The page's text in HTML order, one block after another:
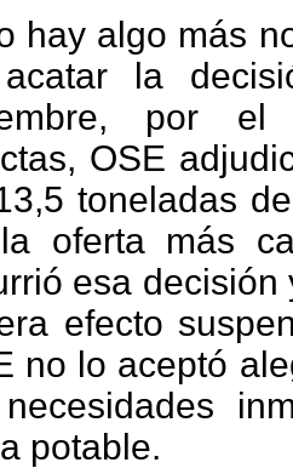
hay algo más
la
por el
OSE
toneladas
oferta más
esa
efecto
no lo aceptó
potable.